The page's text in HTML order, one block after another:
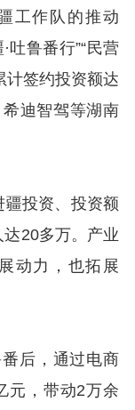
工作队的推动
吐鲁番行”“民营
计签约投资额达
迪智驾等湖南
疆投资、投资额
20多万。产业
动力，也拓展
后，通过电商
元，带动2万余